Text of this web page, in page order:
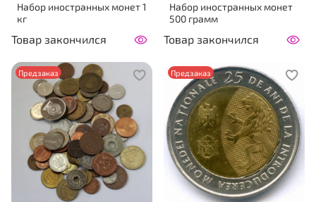
Набор иностранных монет 1
кг
Товар закончился
Набор иностранных монет
500 грамм
Товар закончился
Предзаказ Предзаказ